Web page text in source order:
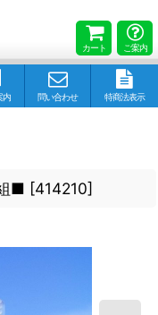
カート ご案内
内 問い合わせ 特商法表示
■ [414210]